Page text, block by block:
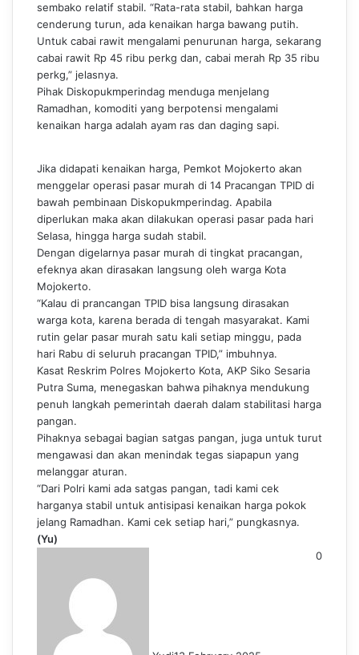
sembako relatif stabil. “Rata-rata stabil, bahkan harga
cenderung turun, ada kenaikan harga bawang putih.
Untuk cabai rawit mengalami penurunan harga, sekarang
cabai rawit Rp 45 ribu perkg dan, cabai merah Rp 35 ribu
perkg,” jelasnya.
Pihak Diskopukmperindag menduga menjelang
Ramadhan, komoditi yang berpotensi mengalami
kenaikan harga adalah ayam ras dan daging sapi.
Jika didapati kenaikan harga, Pemkot Mojokerto akan
menggelar operasi pasar murah di 14 Pracangan TPID di
bawah pembinaan Diskopukmperindag. Apabila
diperlukan maka akan dilakukan operasi pasar pada hari
Selasa, hingga harga sudah stabil.
Dengan digelarnya pasar murah di tingkat pracangan,
efeknya akan dirasakan langsung oleh warga Kota
Mojokerto.
“Kalau di prancangan TPID bisa langsung dirasakan
warga kota, karena berada di tengah masyarakat. Kami
rutin gelar pasar murah satu kali setiap minggu, pada
hari Rabu di seluruh pracangan TPID,” imbuhnya.
Kasat Reskrim Polres Mojokerto Kota, AKP Siko Sesaria
Putra Suma, menegaskan bahwa pihaknya mendukung
penuh langkah pemerintah daerah dalam stabilitasi harga
pangan.
Pihaknya sebagai bagian satgas pangan, juga untuk turut
mengawasi dan akan menindak tegas siapapun yang
melanggar aturan.
“Dari Polri kami ada satgas pangan, tadi kami cek
harganya stabil untuk antisipasi kenaikan harga pokok
jelang Ramadhan. Kami cek setiap hari,” pungkasnya.
(Yu)
0